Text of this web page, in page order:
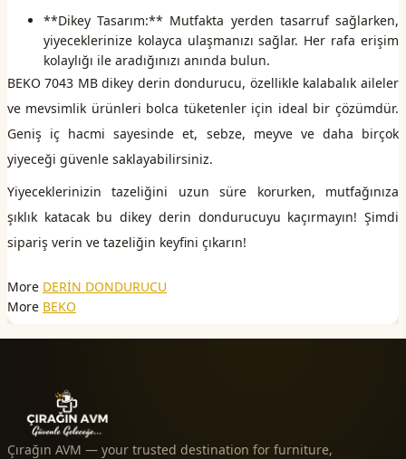
**Dikey Tasarım:** Mutfakta yerden tasarruf sağlarken,
yiyeceklerinize kolayca ulaşmanızı sağlar. Her rafa erişim
kolaylığı ile aradığınızı anında bulun.
BEKO 7043 MB dikey derin dondurucu, özellikle kalabalık aileler
ve mevsimlik ürünleri bolca tüketenler için ideal bir çözümdür.
Geniş iç hacmi sayesinde et, sebze, meyve ve daha birçok
yiyeceği güvenle saklayabilirsiniz.
Yiyeceklerinizin tazeliğini uzun süre korurken, mutfağınıza
şıklık katacak bu dikey derin dondurucuyu kaçırmayın! Şimdi
sipariş verin ve tazeliğin keyfini çıkarın!
More DERİN DONDURUCU
More BEKO
Çırağın AVM — your trusted destination for furniture,